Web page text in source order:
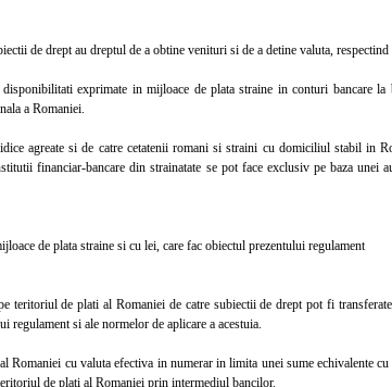
de drept au dreptul de a obtine venituri si de a detine valuta, respectind
exprimate in mijloace de plata straine in conturi bancare la
a Romaniei.
agreate si de catre cetatenii romani si straini cu domiciliul stabil in
financiar-bancare din strainatate se pot face exclusiv pe baza unei
de plata straine si cu lei, care fac obiectul prezentului regulament
teritoriul de plati al Romaniei de catre subiectii de drept pot fi
si ale normelor de aplicare a acestuia.
cu valuta efectiva in numerar in limita unei sume echivalente
de plati al Romaniei prin intermediul bancilor.